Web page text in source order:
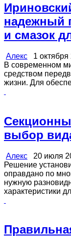
надежный
и смазок
Алекс 1 октября
В современном
средством
жизни. Для
выбор
Алекс 20 июля
Решение
оправдано по
нужную
характеристики